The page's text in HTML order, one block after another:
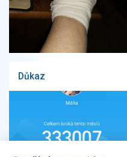
Důkaz